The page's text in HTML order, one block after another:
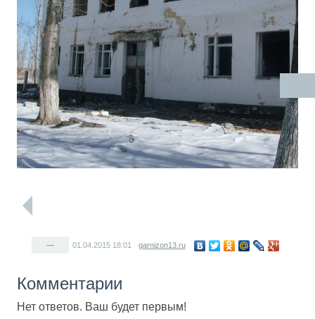
— 01.04.2015 18:01 garnizon13.ru
Комментарии
Нет ответов. Ваш будет первым!